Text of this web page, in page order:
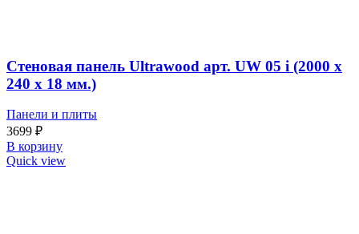
Стеновая панель Ultrawood арт. UW 05 i (2000 х
240 х 18 мм.)
Панели и плиты
3699 ₽
В корзину
Quick view